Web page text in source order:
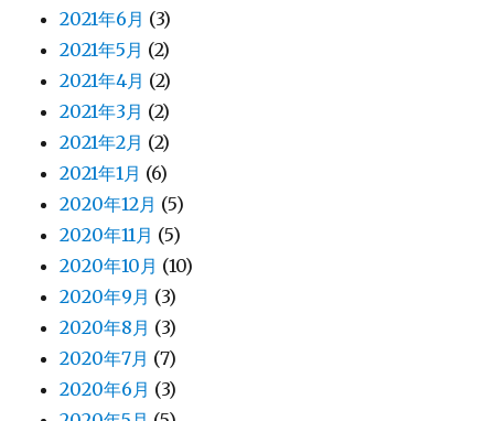
2021年6月 (3)
2021年5月 (2)
2021年4月 (2)
2021年3月 (2)
2021年2月 (2)
2021年1月 (6)
2020年12月 (5)
2020年11月 (5)
2020年10月 (10)
2020年9月 (3)
2020年8月 (3)
2020年7月 (7)
2020年6月 (3)